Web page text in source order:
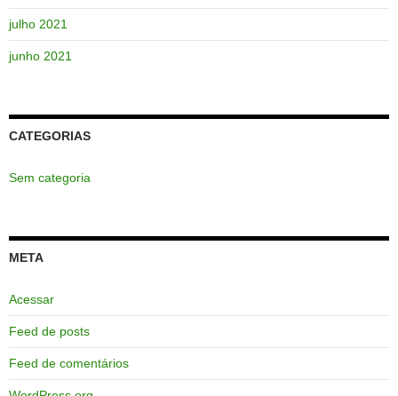
julho 2021
junho 2021
CATEGORIAS
Sem categoria
META
Acessar
Feed de posts
Feed de comentários